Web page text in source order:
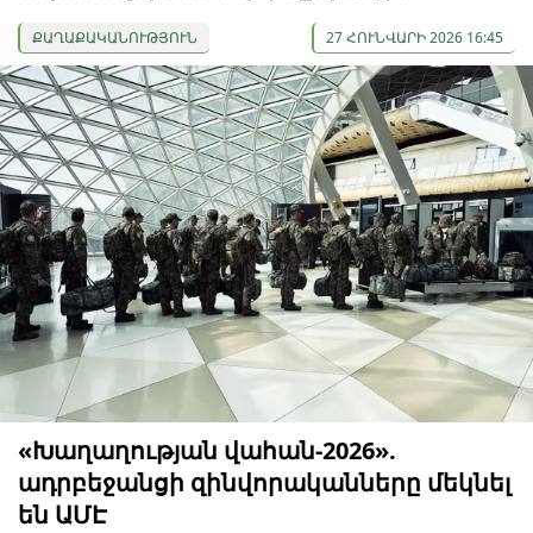
ՔԱՂԱՔԱԿԱՆՈՒԹՅՈՒՆ 27 ՀՈՒՆՎԱՐԻ 2026 16:45
«Խաղաղության վահան-2026».
ադրբեջանցի զինվորականները մեկնել
են ԱՄԷ